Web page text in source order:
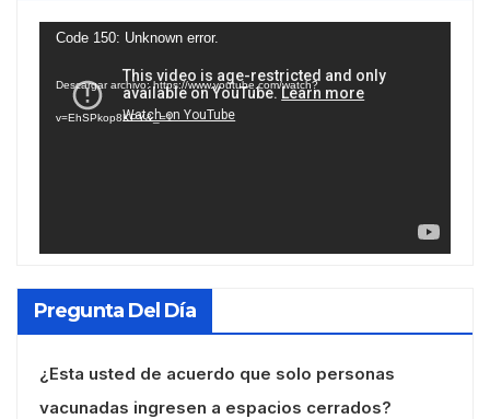
Reproductor
vídeo
Code 150: Unknown error.
Descargar archivo: https://www.youtube.com/watch?
v=EhSPkop8KPY&_=1
Pregunta Del Día
¿Esta usted de acuerdo que solo personas
vacunadas ingresen a espacios cerrados?